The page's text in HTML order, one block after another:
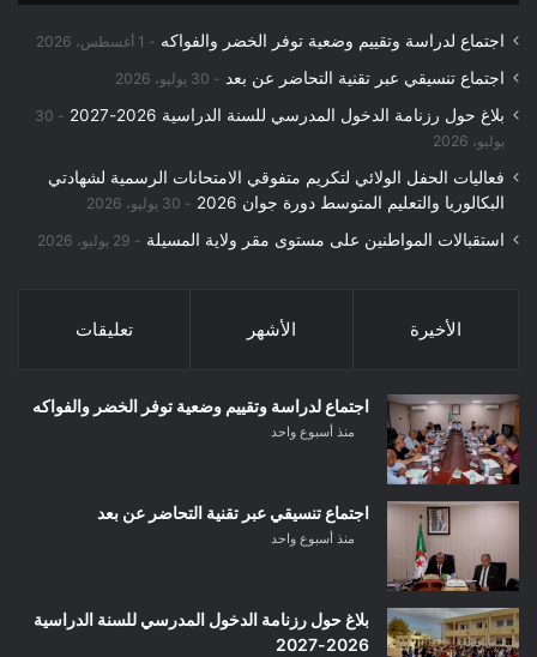
اجتماع لدراسة وتقييم وضعية توفر الخضر والفواكه 1 أغسطس، 2026
اجتماع تنسيقي عبر تقنية التحاضر عن بعد 30 يوليو، 2026
بلاغ حول رزنامة الدخول المدرسي للسنة الدراسية 2026-2027
30
يوليو، 2026
فعاليات الحفل الولائي لتكريم متفوقي الامتحانات الرسمية لشهادتي
البكالوريا والتعليم المتوسط دورة جوان 2026
30 يوليو، 2026
استقبالات المواطنين على مستوى مقر ولاية المسيلة 29 يوليو، 2026
الأخيرة الأشهر تعليقات
اجتماع لدراسة وتقييم وضعية توفر الخضر والفواكه
منذ أسبوع واحد
اجتماع تنسيقي عبر تقنية التحاضر عن بعد
منذ أسبوع واحد
بلاغ حول رزنامة الدخول المدرسي للسنة الدراسية
2026-2027